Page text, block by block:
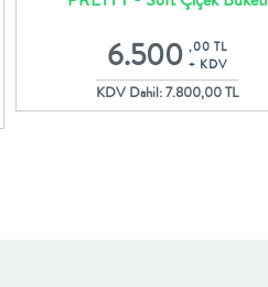
6.500 ,00 TL
+ KDV
KDV Dahil: 7.800,00 TL